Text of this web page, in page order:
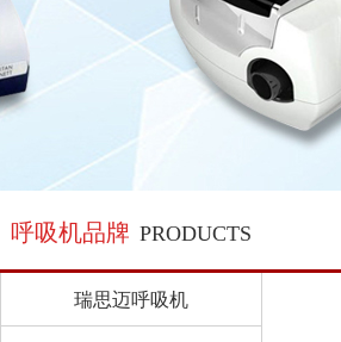
呼吸机品牌 PRODUCTS
瑞思迈呼吸机